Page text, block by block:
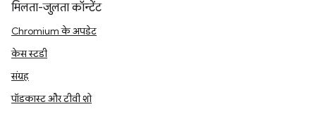
मिलता-जुलता कॉन्टेंट
Chromium के अपडेट
केस स्टडी
संग्रह
पॉडकास्ट और टीवी शो